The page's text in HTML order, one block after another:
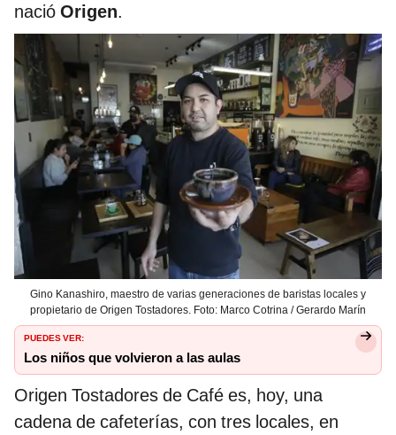
nació Origen.
Gino Kanashiro, maestro de varias generaciones de baristas locales y
propietario de Origen Tostadores. Foto: Marco Cotrina / Gerardo Marín
PUEDES VER:
Los niños que volvieron a las aulas
Origen Tostadores de Café es, hoy, una
cadena de cafeterías, con tres locales, en